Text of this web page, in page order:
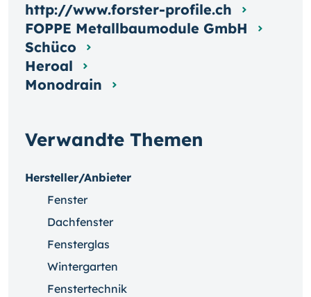
Verwandte Themen
Hersteller/Anbieter
Fenster
Dachfenster
Fensterglas
Wintergarten
Fenstertechnik
http://www.forster-profile.ch
FOPPE Metallbaumodule GmbH
Schüco
Heroal
Monodrain